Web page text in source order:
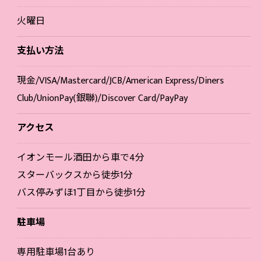
火曜日
支払い方法
現金/VISA/Mastercard/JCB/American Express/Diners
Club/UnionPay(銀聯)/Discover Card/PayPay
アクセス
イオンモール酒田から車で4分
スターバックスから徒歩1分
バス停みずほ1丁目から徒歩1分
駐車場
専用駐車場1台あり